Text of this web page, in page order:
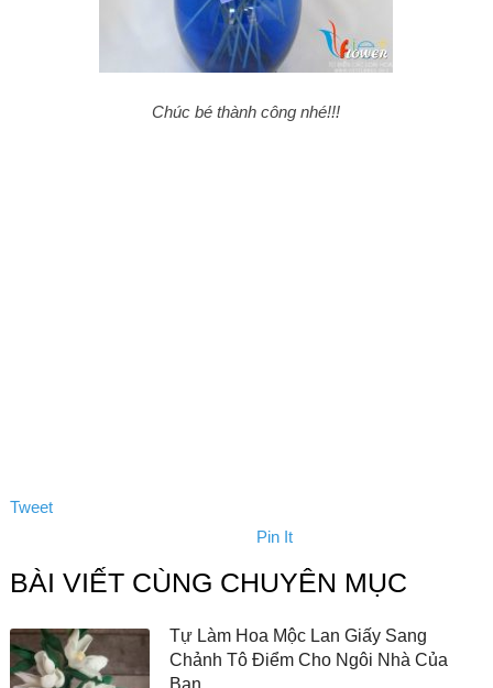
Chúc bé thành công nhé!!!
Tweet
Pin It
BÀI VIẾT CÙNG CHUYÊN MỤC
Tự Làm Hoa Mộc Lan Giấy Sang
Chảnh Tô Điểm Cho Ngôi Nhà Của